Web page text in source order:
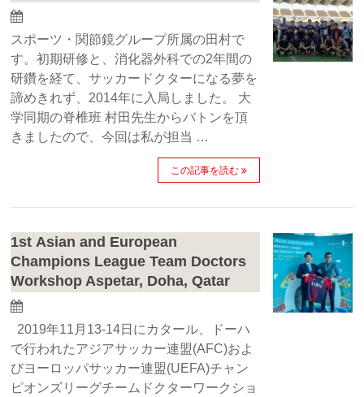
スポーツ・関節鏡グループ所属の田村で
す。初期研修と、消化器外科での2年間の
研鑽を経て、サッカードクターになる夢を
諦めきれず、2014年に入局しました。 大
学同期の脊椎班 村田先生からバトンを頂
きましたので、今回は私が担当 …
この記事を読む
1st Asian and European
Champions League Team Doctors
Workshop Aspetar, Doha, Qatar
2019年11月13-14日にカタール、ドーハ
で行われたアジアサッカー連盟(AFC)およ
びヨーロッパサッカー連盟(UEFA)チャン
ピオンズリーグチームドクターワークショ